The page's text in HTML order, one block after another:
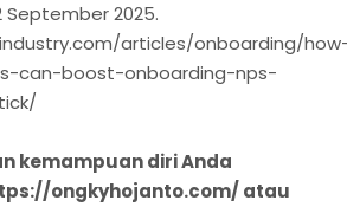
September 2025.
articles/onboarding/
can-boost-onboarding-nps-
kemampuan diri Anda
ongkyhojanto.com/ atau